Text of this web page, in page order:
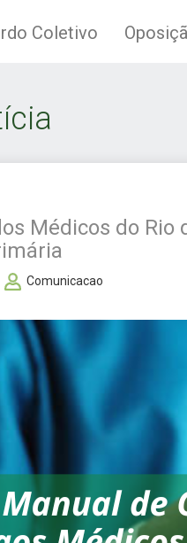
Coletivo
Médicos do
Comunicacao